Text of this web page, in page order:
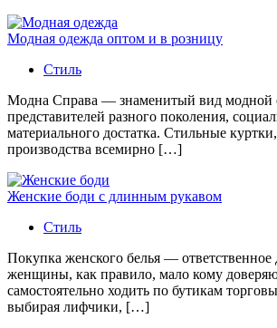
Модная одежда оптом и в розницу
Стиль
Модна Справа — знаменитый вид модной
представителей разного поколения,
материального достатка. Стильные
производства всемирно […]
Женские боди с длинным рукавом
Стиль
Покупка женского белья — ответственное
женщины, как правило, мало кому
самостоятельно ходить по бутикам
выбирая лифчики, […]